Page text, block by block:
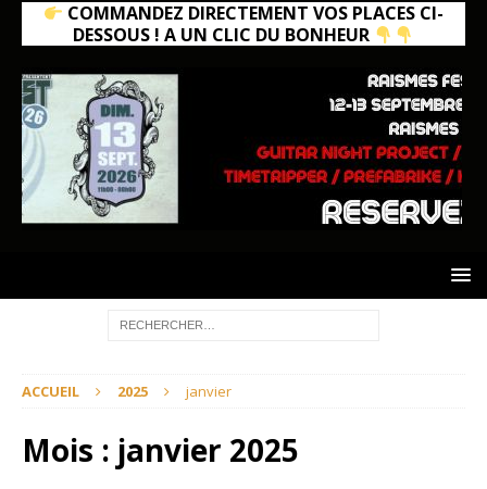
COMMANDEZ DIRECTEMENT VOS PLACES CI-
DESSOUS ! A UN CLIC DU BONHEUR
ACCUEIL 2025 janvier
Mois : janvier 2025